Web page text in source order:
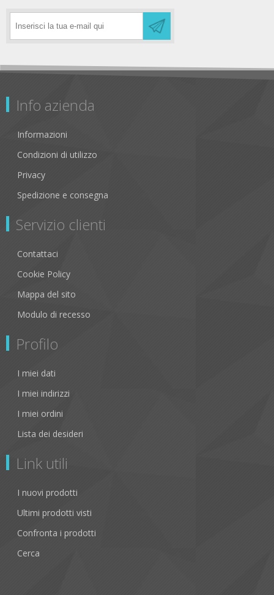
Info azienda
Informazioni
Condizioni di utilizzo
Privacy
Spedizione e consegna
Servizio clienti
Contattaci
Cookie Policy
Mappa del sito
Modulo di recesso
Profilo
I miei dati
I miei indirizzi
I miei ordini
Lista dei desideri
Link utili
I nuovi prodotti
Ultimi prodotti visti
Confronta i prodotti
Cerca